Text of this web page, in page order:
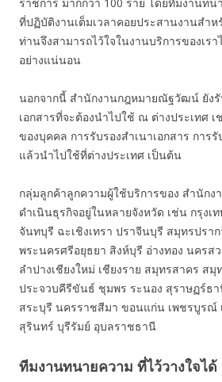
ที่ปฏิบัติงานเต็มเวลาคอยประสานงานสำ
ท่านจึงสามารถไว้ใจในงานบริการของเร
อย่างแน่นอน
นอกจากนี้ สำนักงานกฎหมายณัฐวัฒน์ ยัง
เอกสารที่จะต้องนำไปใช้ ณ ต่างประเทศ
ของบุคคล การรับรองสำเนาเอกสาร การ
แล้วนำไปใช้ที่ต่างประเทศ เป็นต้น
กลุ่มลูกค้าลูกความผู้ใช้บริการของ สำนัก
ดำเนินธุรกิจอยู่ในหลายจังหวัด เช่น กรุงเ
จันทบุรี ฉะเชิงเทรา ปราจีนบุรี สมุทรปร
พระนครศรีอยุธยา สิงห์บุรี อ่างทอง นคร
ลำปางเชียงใหม่ เชียงราย สมุทรสาคร สมุ
ประจวบคีรีขันธ์ ชุมพร ระนอง สุราษฏร์ธา
สระบุรี นครราชสีมา ขอนแก่น เพชรบูรณ์
สุรินทร์ บุรีรัมย์ อุบลราชธานี
ทีมงานทนายความ ที่ไว้วางใจได้